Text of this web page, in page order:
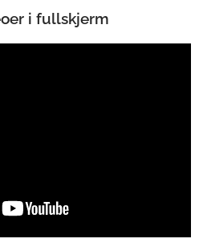
i fullskjerm